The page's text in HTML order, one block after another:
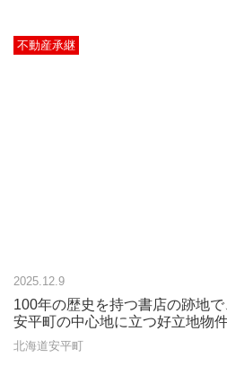
不動産承継
2025.12.9
100年の歴史を持つ書店の跡地
安平町の中心地に立つ好立地物
北海道安平町